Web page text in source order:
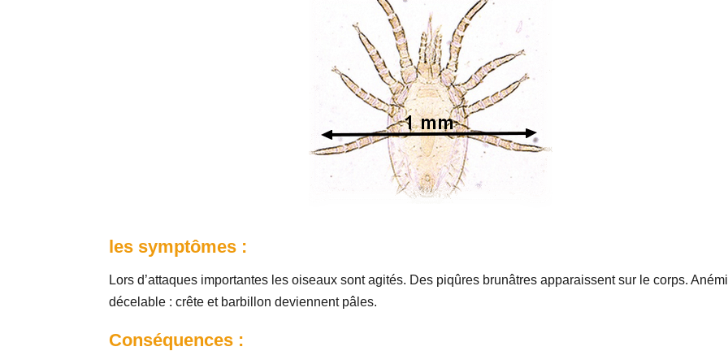
les symptômes :
Lors d’attaques importantes les oiseaux sont agités. Des piqûres brunâtres apparaissent sur le corps.
décelable : crête et barbillon deviennent pâles.
Conséquences :